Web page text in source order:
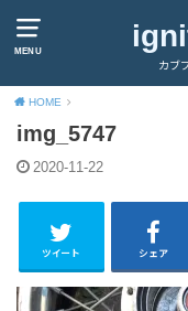
MENU
カブ
HOME
img_5747
2020-11-22
ツイート シェア